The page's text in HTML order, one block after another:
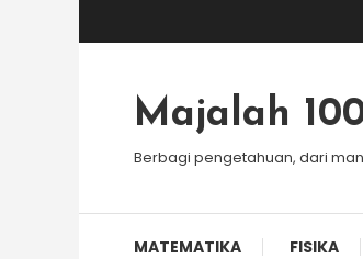
To
Majalah
Berbagi pengetahuan, dari
MATEMATIKA FISIKA